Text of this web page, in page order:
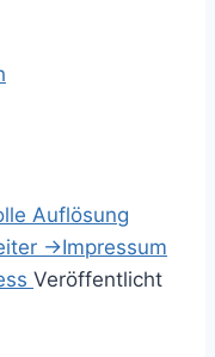
Auflösung
→Impressum
S
Veröffentlicht